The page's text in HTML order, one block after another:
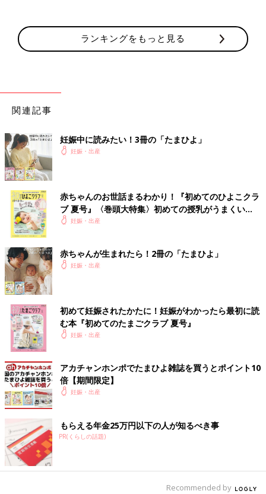
ランキングをもっと見る
関連記事
妊娠中に読みたい！3冊の「たまひよ」
妊娠・出産
赤ちゃんのお世話まるわかり！『初めてのひよこクラ
ブ 夏号』〈巻頭大特集〉初めての授乳がうまくい
く！ おっぱい・ミルクの基本と夏のトラブル 解決テ
妊娠・出産
赤ちゃんが生まれたら！2冊の「たまひよ」
妊娠・出産
初めて妊娠されたかたに！妊娠がわかったら最初に読
む本『初めてのたまごクラブ 夏号』
妊娠・出産
アカチャンホンポでたまひよ雑誌を買うとポイント10
倍【期間限定】
妊娠・出産
もらえる年金25万円以下の人が知るべき事
PR(くらしの話題)
Recommended by